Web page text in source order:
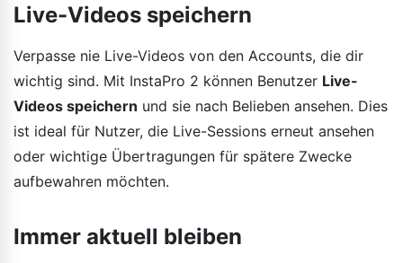
Live-Videos speichern
Verpasse nie Live-Videos von den Accounts, die dir
wichtig sind. Mit InstaPro 2 können Benutzer Live-
Videos speichern und sie nach Belieben ansehen. Dies
ist ideal für Nutzer, die Live-Sessions erneut ansehen
oder wichtige Übertragungen für spätere Zwecke
aufbewahren möchten.
Immer aktuell bleiben